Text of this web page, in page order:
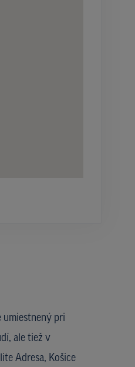
umiestnený pri
ale tiež v
Adresa, Košice